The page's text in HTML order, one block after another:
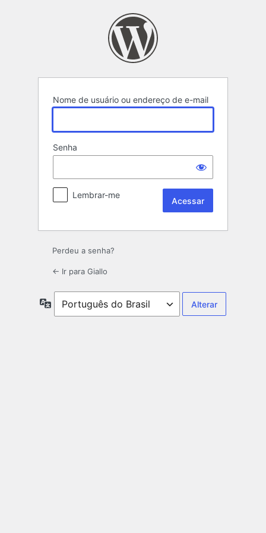
Nome de usuário ou endereço de e-mail
Senha
Lembrar-me
Perdeu a senha?
← Ir para Giallo
Idioma